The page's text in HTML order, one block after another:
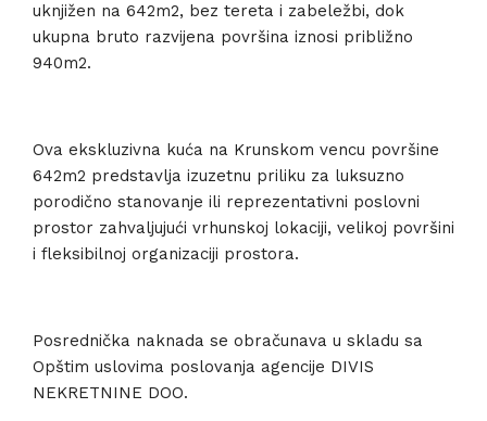
uknjižen na 642m2, bez tereta i zabeležbi, dok
ukupna bruto razvijena površina iznosi približno
940m2.
Ova ekskluzivna kuća na Krunskom vencu površine
642m2 predstavlja izuzetnu priliku za luksuzno
porodično stanovanje ili reprezentativni poslovni
prostor zahvaljujući vrhunskoj lokaciji, velikoj površini
i fleksibilnoj organizaciji prostora.
Posrednička naknada se obračunava u skladu sa
Opštim uslovima poslovanja agencije DIVIS
NEKRETNINE DOO.